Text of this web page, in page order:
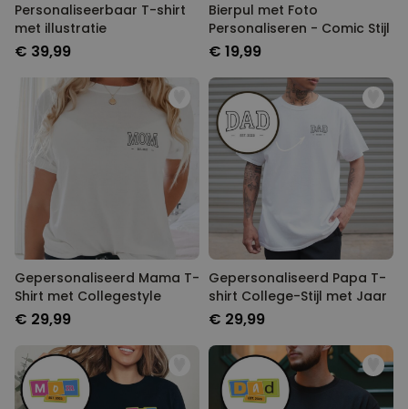
Personaliseerbaar T-shirt
met illustratie
€ 39,99
Bierpul met Foto
Personaliseren - Comic Stijl
€ 19,99
Gepersonaliseerd Mama T-
Shirt met Collegestyle
€ 29,99
Gepersonaliseerd Papa T-
shirt College-Stijl met Jaar
€ 29,99